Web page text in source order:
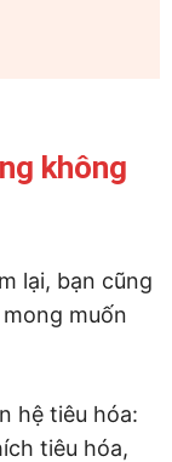
không
lại, bạn cũng
muốn
hệ tiêu hóa:
tiêu hóa,